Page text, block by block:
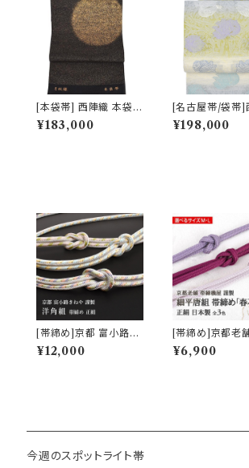
[本袋帯] 西陣織 本袋帯
おび工房たなか 謹製
夜空の月文様 砂子金帯
¥183,000
[名古屋帯/袋帯]
老舗 京藝 謹製
リア・デザイン
¥198,000
[帯締め]京都 富小路き
ねや 謹製 洋角組 正絹
日本製 (商品番号:1475
¥12,000
[帯締め]京都老
機屋 謹製 7mm
細平唐組『春花
¥6,900
今週のスポットライト帯